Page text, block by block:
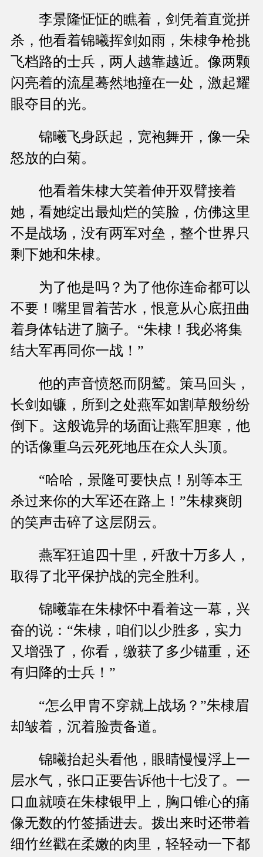
李景隆怔怔的瞧着，剑凭着直觉拼
杀，他看着锦曦挥剑如雨，朱棣争枪挑
飞档路的士兵，两人越靠越近。像两颗
闪亮着的流星蓦然地撞在一处，激起耀
眼夺目的光。
锦曦飞身跃起，宽袍舞开，像一朵
怒放的白菊。
他看着朱棣大笑着伸开双臂接着
她，看她绽出最灿烂的笑脸，仿佛这里
不是战场，没有两军对垒，整个世界只
剩下她和朱棣。
为了他是吗？为了他你连命都可以
不要！嘴里冒着苦水，恨意从心底扭曲
着身体钻进了脑子。“朱棣！我必将集
结大军再同你一战！”
他的声音愤怒而阴鹫。策马回头，
长剑如镰，所到之处燕军如割草般纷纷
倒下。这般诡异的场面让燕军胆寒，他
的话像重乌云死死地压在众人头顶。
“哈哈，景隆可要快点！别等本王
杀过来你的大军还在路上！”朱棣爽朗
的笑声击碎了这层阴云。
燕军狂追四十里，歼敌十万多人，
取得了北平保护战的完全胜利。
锦曦靠在朱棣怀中看着这一幕，兴
奋的说：“朱棣，咱们以少胜多，实力
又增强了，你看，缴获了多少锚重，还
有归降的士兵！”
“怎么甲胄不穿就上战场？”朱棣眉
却皱着，沉着脸责备道。
锦曦抬起头看他，眼睛慢慢浮上一
层水气，张口正要告诉他十七没了。一
口血就喷在朱棣银甲上，胸口锥心的痛
像无数的竹签插进去。拨出来时还带着
细竹丝戳在柔嫩的肉里，轻轻动一下都